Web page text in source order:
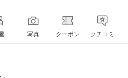
写真 クーポン クチコミ